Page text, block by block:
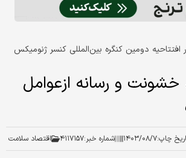
افتتاحیه دومین کنگره بین‌المللی کنسر ژنومیکس
و رسانه ازعوامل
چاپ:۱۴۰۳/۰۸/۷ شماره خبر:۴۱۱۷۱۵۷ اقتصاد سلامت